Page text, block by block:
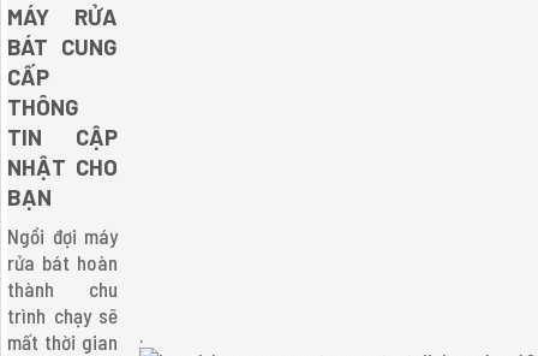
MÁY RỬA
BÁT CUNG
CẤP
THÔNG
TIN CẬP
NHẬT CHO
BẠN
Ngồi đợi máy
rửa bát hoàn
thành chu
trình chạy sẽ
mất thời gian
.